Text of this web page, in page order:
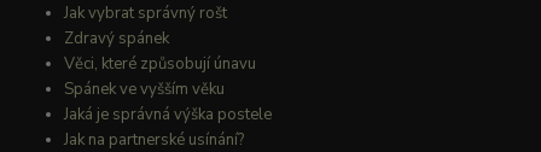
Jak vybrat správný rošt
Zdravý spánek
Věci, které způsobují únavu
Spánek ve vyšším věku
Jaká je správná výška postele
Jak na partnerské usínání?